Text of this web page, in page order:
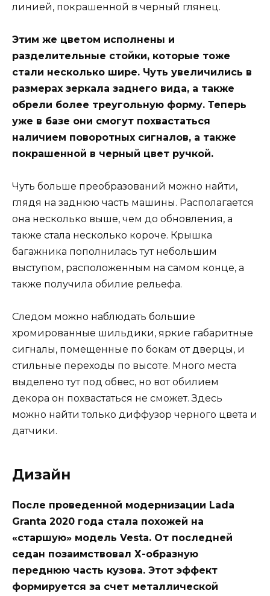
линией, покрашенной в черный глянец.
Этим же цветом исполнены и
разделительные стойки, которые тоже
стали несколько шире. Чуть увеличились в
размерах зеркала заднего вида, а также
обрели более треугольную форму. Теперь
уже в базе они смогут похвастаться
наличием поворотных сигналов, а также
покрашенной в черный цвет ручкой.
Чуть больше преобразований можно найти,
глядя на заднюю часть машины. Располагается
она несколько выше, чем до обновления, а
также стала несколько короче. Крышка
багажника пополнилась тут небольшим
выступом, расположенным на самом конце, а
также получила обилие рельефа.
Следом можно наблюдать большие
хромированные шильдики, яркие габаритные
сигналы, помещенные по бокам от дверцы, и
стильные переходы по высоте. Много места
выделено тут под обвес, но вот обилием
декора он похвастаться не сможет. Здесь
можно найти только диффузор черного цвета и
датчики.
Дизайн
После проведенной модернизации Lada
Granta 2020 года стала похожей на
«старшую» модель Vesta. От последней
седан позаимствовал Х-образную
переднюю часть кузова. Этот эффект
формируется за счет металлической